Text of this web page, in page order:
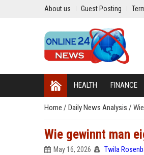
About us Guest Posting
HEALTH FINANCE
Home / Daily News Analysis /
Wie gewinnt man
May 16, 2026 Twila